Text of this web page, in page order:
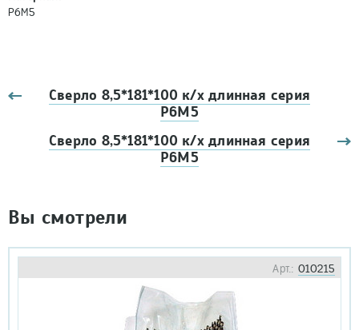
Р6М5
Сверло 8,5*181*100 к/х длинная серия
Р6М5
Сверло 8,5*181*100 к/х длинная серия
Р6М5
Вы смотрели
Арт.: 010215